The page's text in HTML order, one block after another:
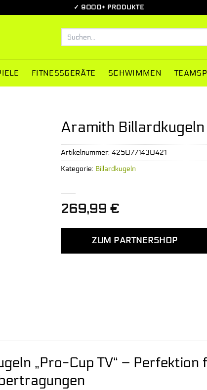
✓ 9000+ PRODUKTE
Suchen
FITNESSGERÄTE SCHWIMMEN
Aramith Billardkugeln
269,99 €
ZUM PARTNERSHOP
Artikelnummer: 4250771430421
Kategorie: Billardkugeln
„Pro-Cup TV“ –